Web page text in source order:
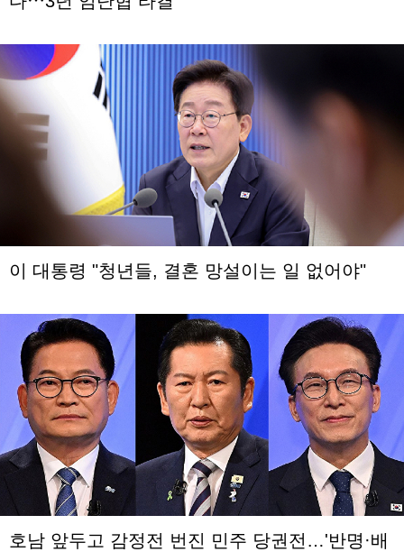
이 대통령 "청년들, 결혼 망설이는 일 없어야"
호남 앞두고 감정전 번진 민주 당권전…'반명·배